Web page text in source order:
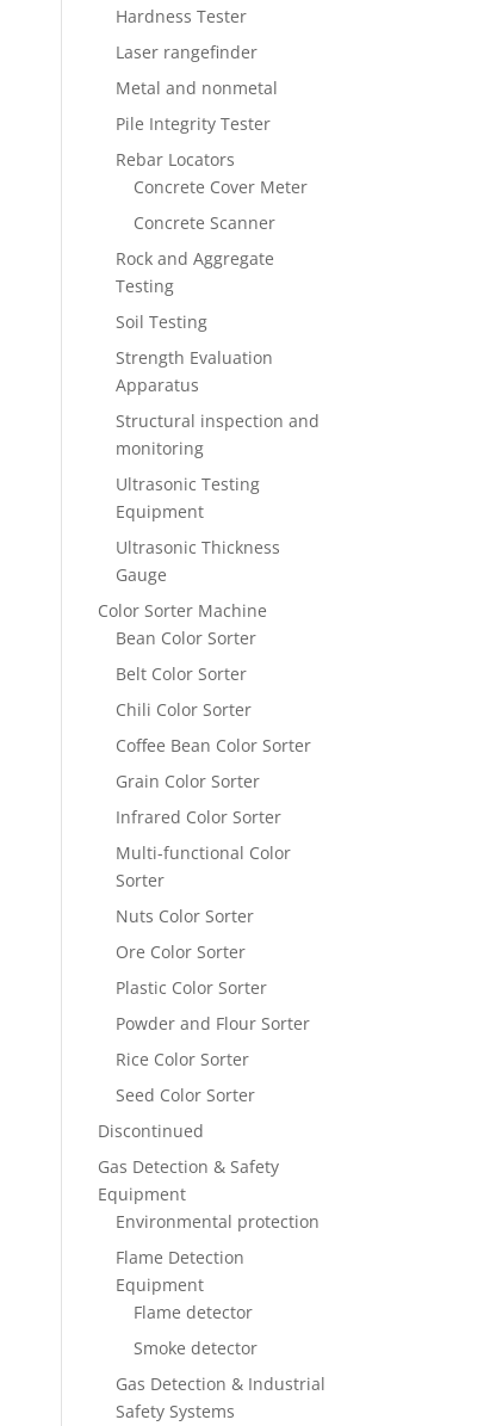
Hardness Tester
Laser rangefinder
Metal and nonmetal
Pile Integrity Tester
Rebar Locators
Concrete Cover Meter
Concrete Scanner
Rock and Aggregate
Testing
Soil Testing
Strength Evaluation
Apparatus
Structural inspection and
monitoring
Ultrasonic Testing
Equipment
Ultrasonic Thickness
Gauge
Color Sorter Machine
Bean Color Sorter
Belt Color Sorter
Chili Color Sorter
Coffee Bean Color Sorter
Grain Color Sorter
Infrared Color Sorter
Multi-functional Color
Sorter
Nuts Color Sorter
Ore Color Sorter
Plastic Color Sorter
Powder and Flour Sorter
Rice Color Sorter
Seed Color Sorter
Discontinued
Gas Detection & Safety
Equipment
Environmental protection
Flame Detection
Equipment
Flame detector
Smoke detector
Gas Detection & Industrial
Safety Systems